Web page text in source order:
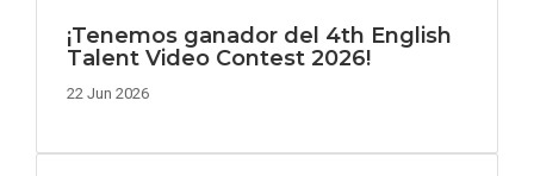
¡Tenemos ganador del 4th English
Talent Video Contest 2026!
22 Jun 2026